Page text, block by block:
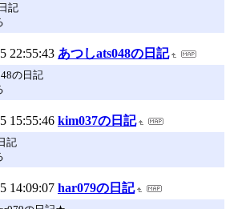
記
22:55:43 あつしats048の日記
の日記
15:55:46 kim037の日記
記
14:09:07 har079の日記